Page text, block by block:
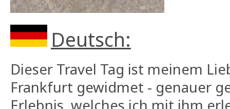
Deutsch:
Dieser Travel Tag ist meinem
Frankfurt gewidmet - genauer
Erlebnis, welches ich mit ihm